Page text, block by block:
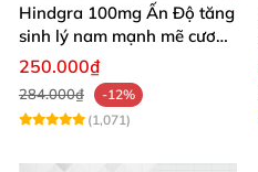
Hindgra 100mg Ấn Độ tăng
sinh lý nam mạnh mẽ cương
dương lâu
250.000₫
284.000₫
-12%
(1,071)